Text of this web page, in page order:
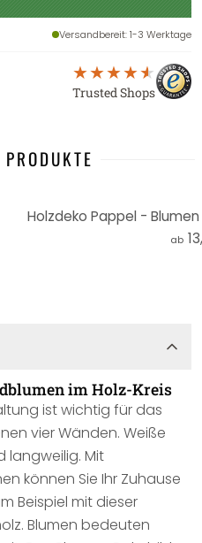
Versandbereit: 1-3 Werktage
Trusted Shops
Holzdeko Pappel -
ab
im Holz-Kreis
ist wichtig für das
vier Wänden. Weiße
langweilig. Mit
können Sie Ihr Zuhause
Beispiel mit dieser
Blumen bedeuten